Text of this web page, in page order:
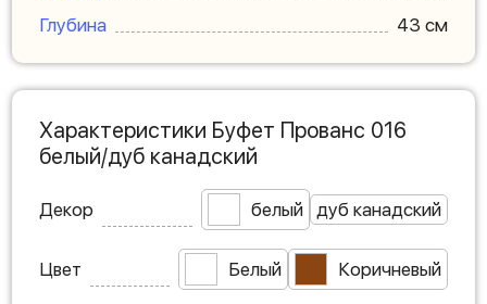
Глубина
43 см
Характеристики Буфет Прованс 016
белый/дуб канадский
Декор белый дуб канадский
Цвет Белый Коричневый